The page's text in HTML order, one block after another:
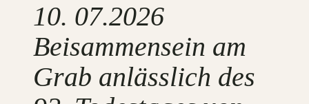
10. 07.2026
Beisammensein am
Grab anlässlich des